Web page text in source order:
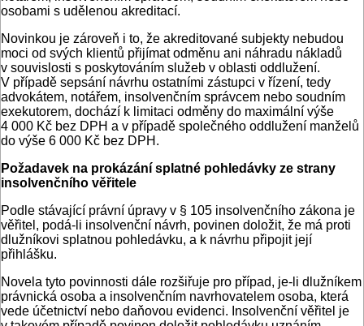
osobami s udělenou akreditací.
Novinkou je zároveň i to, že akreditované subjekty nebudou
moci od svých klientů přijímat odměnu ani náhradu nákladů
v souvislosti s poskytováním služeb v oblasti oddlužení.
V případě sepsání návrhu ostatními zástupci v řízení, tedy
advokátem, notářem, insolvenčním správcem nebo soudním
exekutorem, dochází k limitaci odměny do maximální výše
4 000 Kč bez DPH a v případě společného oddlužení manželů
do výše 6 000 Kč bez DPH.
Požadavek na prokázání splatné pohledávky ze strany
insolvenčního věřitele
Podle stávající právní úpravy v § 105 insolvenčního zákona je
věřitel, podá-li insolvenční návrh, povinen doložit, že má proti
dlužníkovi splatnou pohledávku, a k návrhu připojit její
přihlášku.
Novela tyto povinnosti dále rozšiřuje pro případ, je-li dlužníkem
právnická osoba a insolvenčním navrhovatelem osoba, která
vede účetnictví nebo daňovou evidenci. Insolvenční věřitel je